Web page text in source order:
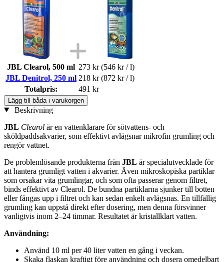
JBL Clearol, 500 ml 273 kr (546 kr / l)
JBL Denitrol, 250 ml 218 kr (872 kr / l)
Totalpris:
491 kr
Lägg till båda i varukorgen
Beskrivning
JBL Clearol är en vattenklarare för sötvattens- och
sköldpaddsakvarier, som effektivt avlägsnar mikrofin grumling och
rengör vattnet.
De problemlösande produkterna från JBL är specialutvecklade för
att hantera grumligt vatten i akvarier. Även mikroskopiska partiklar
som orsakar vita grumlingar, och som ofta passerar genom filtret,
binds effektivt av Clearol. De bundna partiklarna sjunker till botten
eller fångas upp i filtret och kan sedan enkelt avlägsnas. En tillfällig
grumling kan uppstå direkt efter dosering, men denna försvinner
vanligtvis inom 2–24 timmar. Resultatet är kristallklart vatten.
Användning:
Använd 10 ml per 40 liter vatten en gång i veckan.
Skaka flaskan kraftigt före användning och dosera omedelbart